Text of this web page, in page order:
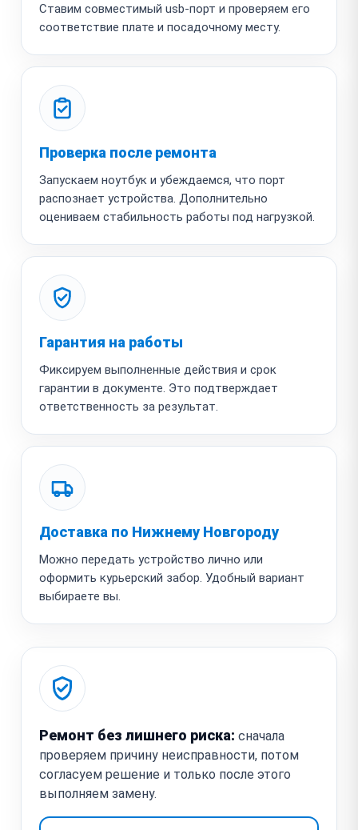
Ставим совместимый usb-порт и проверяем его
соответствие плате и посадочному месту.
Проверка после ремонта
Запускаем ноутбук и убеждаемся, что порт
распознает устройства. Дополнительно
оцениваем стабильность работы под нагрузкой.
Гарантия на работы
Фиксируем выполненные действия и срок
гарантии в документе. Это подтверждает
ответственность за результат.
Доставка по Нижнему Новгороду
Можно передать устройство лично или
оформить курьерский забор. Удобный вариант
выбираете вы.
Ремонт без лишнего риска: сначала
проверяем причину неисправности, потом
согласуем решение и только после этого
выполняем замену.